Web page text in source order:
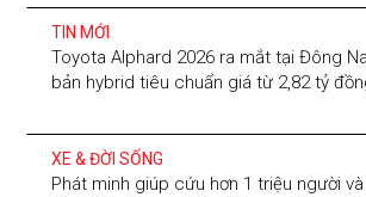
TIN MỚI
Toyota Alphard 2026 ra mắt tại Đông
bản hybrid tiêu chuẩn giá từ 2,82 tỷ
XE & ĐỜI SỐNG
Phát minh giúp cứu hơn 1 triệu người